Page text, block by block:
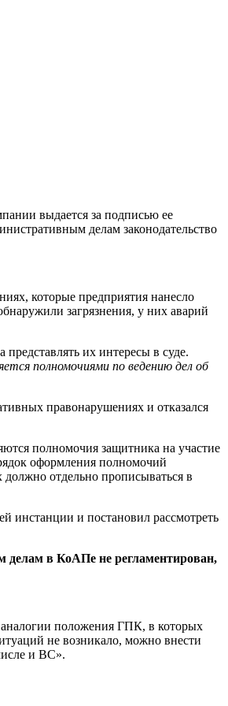
выдается за подписью ее
делам законодательство
которые предприятия нанесло
загрязнения, у них аварий
их интересы в суде.
полномочиями по ведению дел об
правонарушениях и отказался
полномочия защитника на участие
оформления полномочий
отдельно прописываться в
инстанции и постановил рассмотреть
делам в КоАПе не регламентирован,
положения ГПК, в которых
не возникало, можно внести
и ВС».